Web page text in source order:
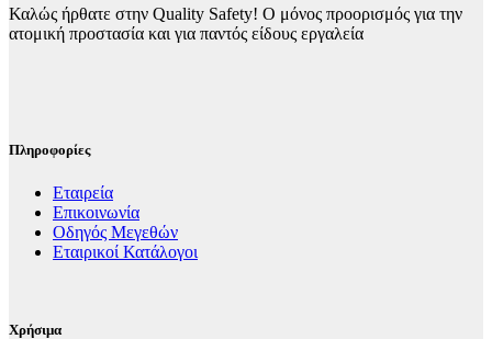
Καλώς ήρθατε στην Quality Safety! Ο μόνος προορισμός για την
ατομική προστασία και για παντός είδους εργαλεία
Πληροφορίες
Εταιρεία
Επικοινωνία
Οδηγός Μεγεθών
Εταιρικοί Κατάλογοι
Χρήσιμα